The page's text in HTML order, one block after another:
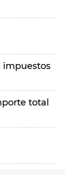
impuestos
total